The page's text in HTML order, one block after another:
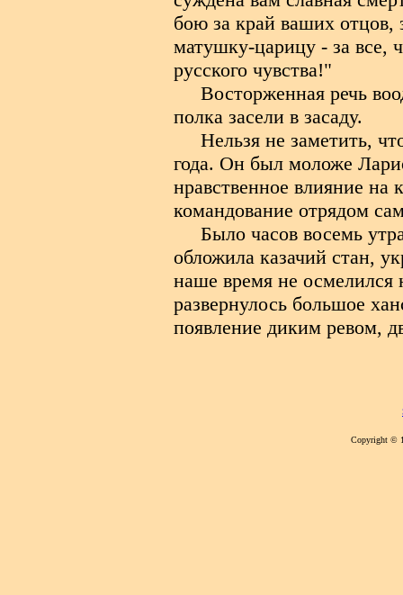
бою за край ваших отцов,
матушку-царицу - за все,
русского чувства!"
Восторженная речь
полка засели в засаду.
Нельзя не заметить,
года. Он был моложе
нравственное влияние на
командование отрядом
Было часов восемь
обложила казачий стан,
наше время не осмелился
развернулось большое
появление диким ревом,
Copyright ©